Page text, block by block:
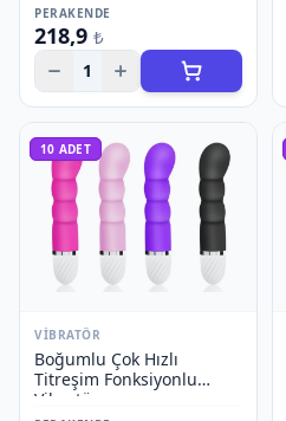
PERAKENDE
218,9 ₺
1
10 ADET
VIBRATÖR
Boğumlu Çok Hızlı
Titreşim Fonksiyonlu
Vibratör